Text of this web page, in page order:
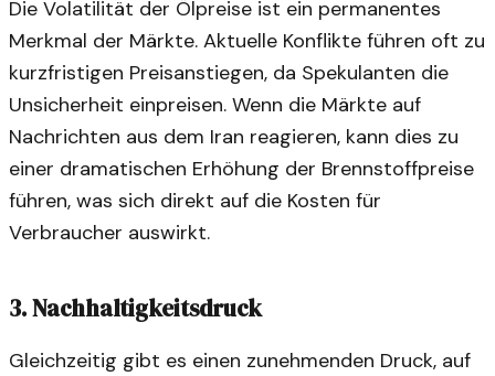
Die Volatilität der Ölpreise ist ein permanentes
Merkmal der Märkte. Aktuelle Konflikte führen oft zu
kurzfristigen Preisanstiegen, da Spekulanten die
Unsicherheit einpreisen. Wenn die Märkte auf
Nachrichten aus dem Iran reagieren, kann dies zu
einer dramatischen Erhöhung der Brennstoffpreise
führen, was sich direkt auf die Kosten für
Verbraucher auswirkt.
3.Nachhaltigkeitsdruck
Gleichzeitig gibt es einen zunehmenden Druck, auf